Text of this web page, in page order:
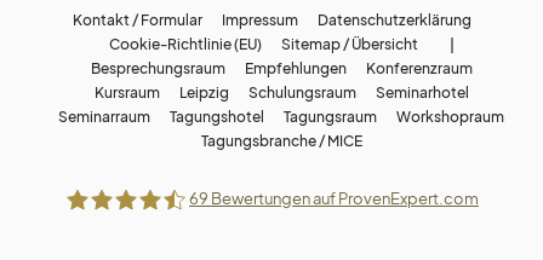
Kontakt / Formular Impressum
Datenschutzerklärung
Cookie-Richtlinie (EU)
Sitemap / Übersicht |
Besprechungsraum
Empfehlungen
Konferenzraum
Kursraum
Leipzig Schulungsraum
Seminarhotel
Seminarraum
Tagungshotel Tagungsraum
Workshopraum
Tagungsbranche / MICE
69 Bewertungen auf ProvenExpert.com